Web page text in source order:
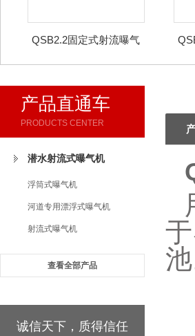
QSB2.2固定式射流曝气
产品直通车
PRODUCTS CENTER
潜水射流式曝气机
浮筒式曝气机
河道专用漂浮式曝气机
射流式曝气机
查看全部产品
诚信天下，质得信任
池